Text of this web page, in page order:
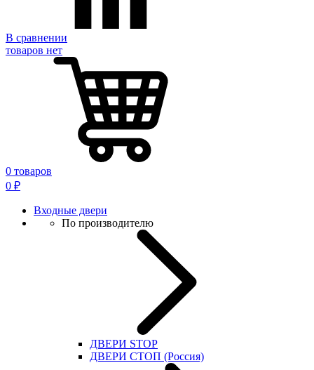
В сравнении
товаров нет
0 товаров
0 ₽
Входные двери
По производителю
ДВЕРИ STOP
ДВЕРИ СТОП (Россия)